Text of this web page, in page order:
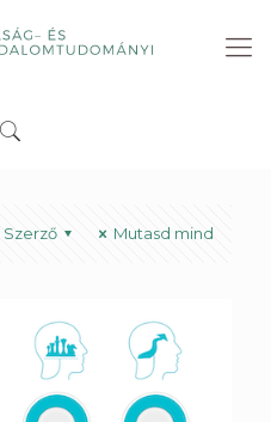
Szerző Mutasd mind